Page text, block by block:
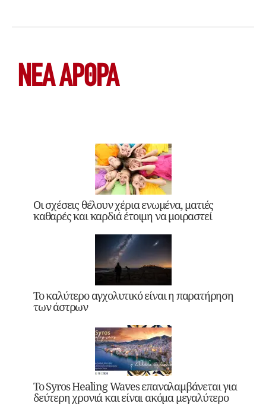
ΝΕΑ ΆΡΘΡΑ
Οι σχέσεις θέλουν χέρια ενωμένα, ματιές
καθαρές και καρδιά έτοιμη να μοιραστεί
Το καλύτερο αγχολυτικό είναι η παρατήρηση
των άστρων
Το Syros Healing Waves επαναλαμβάνεται για
δεύτερη χρονιά και είναι ακόμα μεγαλύτερο